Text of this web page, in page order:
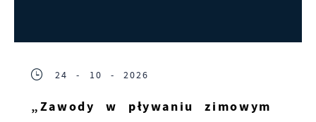
24 - 10 - 2026
„Zawody w pływaniu zimowym